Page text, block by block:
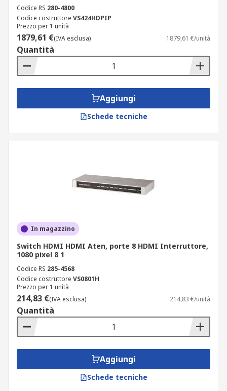
Codice RS 280-4800
Codice costruttore VS424HDPIP
Prezzo per 1 unità
1879,61 €(IVA esclusa) 1879,61 €/unità
Quantità
Aggiungi
Schede tecniche
In magazzino
Switch HDMI HDMI Aten, porte 8 HDMI Interruttore,
1080 pixel 8 1
Codice RS 285-4568
Codice costruttore VS0801H
Prezzo per 1 unità
214,83 €(IVA esclusa) 214,83 €/unità
Quantità
Aggiungi
Schede tecniche